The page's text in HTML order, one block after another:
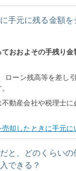
手元に残る金額を
おおよその手残り金
ローン残高等を差し
動産会社や税理士に
売却したときに手元に
と、どのくらいの
できる？